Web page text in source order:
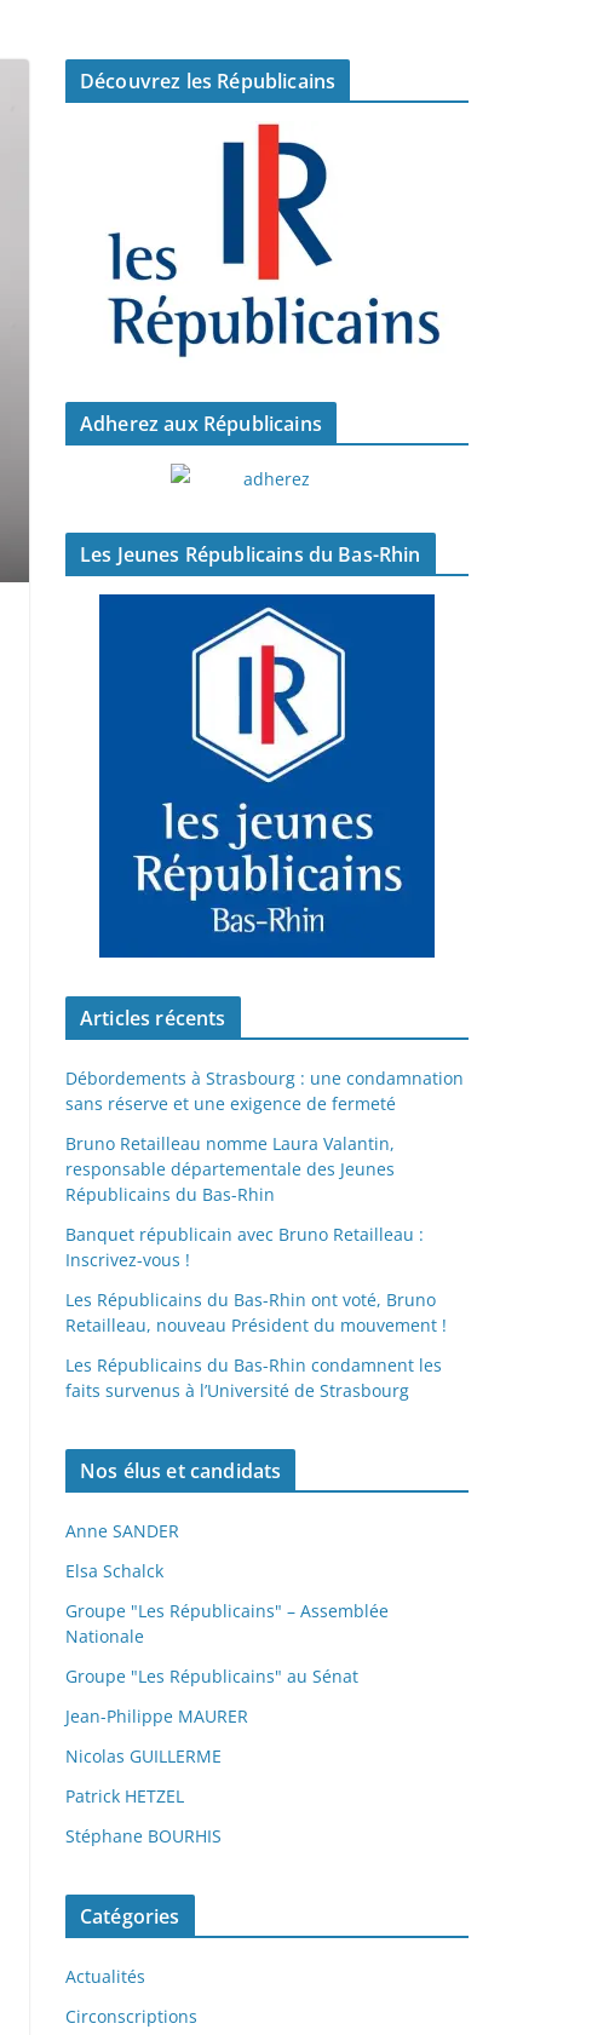
Découvrez les Républicains
Adherez aux Républicains
Les Jeunes Républicains du Bas-Rhin
Articles récents
Débordements à Strasbourg : une condamnation
sans réserve et une exigence de fermeté
Bruno Retailleau nomme Laura Valantin,
responsable départementale des Jeunes
Républicains du Bas-Rhin
Banquet républicain avec Bruno Retailleau :
Inscrivez-vous !
Les Républicains du Bas-Rhin ont voté, Bruno
Retailleau, nouveau Président du mouvement !
Les Républicains du Bas-Rhin condamnent les
faits survenus à l’Université de Strasbourg
Nos élus et candidats
Anne SANDER
Elsa Schalck
Groupe "Les Républicains" – Assemblée
Nationale
Groupe "Les Républicains" au Sénat
Jean-Philippe MAURER
Nicolas GUILLERME
Patrick HETZEL
Stéphane BOURHIS
Catégories
Actualités
Circonscriptions